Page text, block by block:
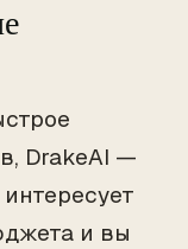
DrakeAI —
и вы